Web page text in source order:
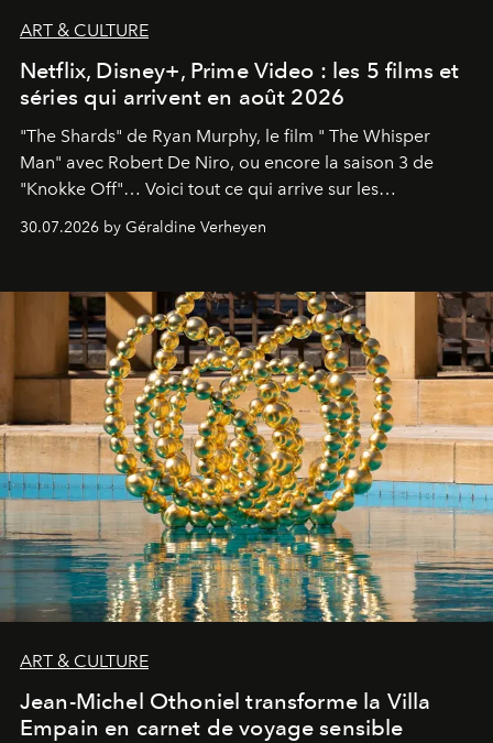
ART & CULTURE
Netflix, Disney+, Prime Video : les 5 films et
séries qui arrivent en août 2026
"The Shards" de Ryan Murphy, le film " The Whisper
Man" avec Robert De Niro, ou encore la saison 3 de
"Knokke Off"… Voici tout ce qui arrive sur les
plateformes de streaming en août 2026.
30.07.2026 by Géraldine Verheyen
ART & CULTURE
Jean-Michel Othoniel transforme la Villa
Empain en carnet de voyage sensible